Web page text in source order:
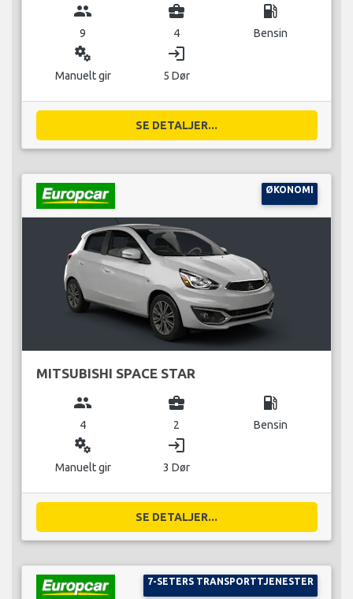
group
9
business_center
4
local_gas_station
Bensin
miscellaneous_services
Manuelt gir
login
5 Dør
SE DETALJER...
ØKONOMI
MITSUBISHI SPACE STAR
group
4
business_center
2
local_gas_station
Bensin
miscellaneous_services
Manuelt gir
login
3 Dør
SE DETALJER...
7-SETERS TRANSPORTTJENESTER